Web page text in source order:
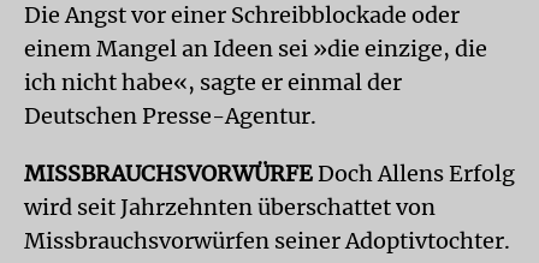
Die Angst vor einer Schreibblockade oder
einem Mangel an Ideen sei »die einzige, die
ich nicht habe«, sagte er einmal der
Deutschen Presse-Agentur.
MISSBRAUCHSVORWÜRFEDoch Allens Erfolg
wird seit Jahrzehnten überschattet von
Missbrauchsvorwürfen seiner Adoptivtochter.